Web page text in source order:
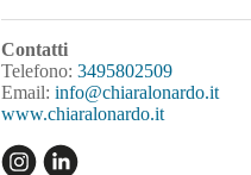
Contatti
Telefono:3495802509
Email:info@chiaralonardo.it
www.chiaralonardo.it